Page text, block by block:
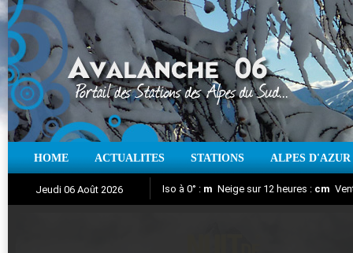
HOME ACTUALITES STATIONS ALPES D'AZUR
Jeudi 06 Août 2026 Iso à 0° : m Neige sur 12 heures : cm